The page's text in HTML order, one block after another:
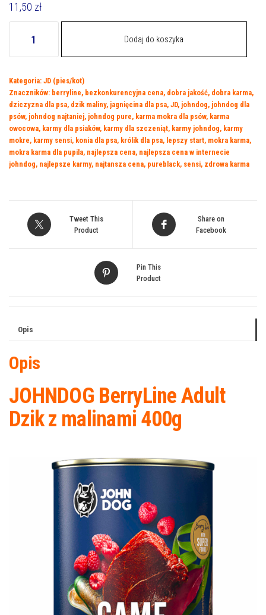
11,50 zł
JOHNDOG
BerryLine
Dzik
z
malinami
400g
Dodaj do koszyka
Kategoria: JD (pies/kot)
Znaczników: berryline, bezkonkurencyjna cena, dobra jakość, dobra karma,
dziczyzna dla psa, dzik maliny, jagnięcina dla psa, JD, johndog, johndog dla
psów, johndog najtaniej, johndog pure, karma mokra dla psów, karma
owocowa, karmy dla psiaków, karmy dla szczeniąt, karmy johndog, karmy
mokre, karmy sensi, konia dla psa, królik dla psa, lepszy start, mokra karma,
mokra karma dla pupila, najlepsza cena, najlepsza cena w internecie
johndog, najlepsze karmy, najtansza cena, pureblack, sensi, zdrowa karma
Tweet This
Product
Share on
Facebook
Pin This
Product
Opis
Opis
JOHNDOG BerryLine Adult
Dzik z malinami 400g